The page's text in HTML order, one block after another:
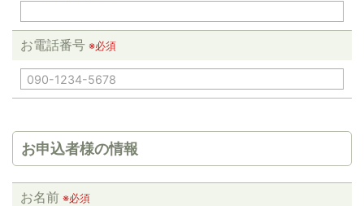
お電話番号 ※必須
お申込者様の情報
お名前 ※必須